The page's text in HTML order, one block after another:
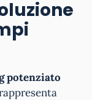
potenziato